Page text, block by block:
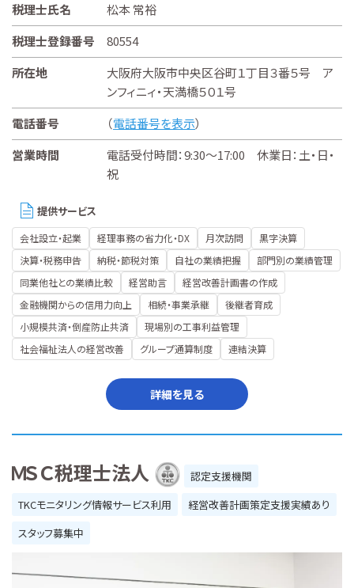
税理士氏名
松本 常裕
税理士登録番号
80554
所在地
大阪府大阪市中央区谷町１丁目３番５号 ア
ンフィニィ・天満橋５０１号
電話番号
（電話番号を表示）
営業時間
電話受付時間：9:30～17:00 休業日：土・日・
祝
提供サービス
会社設立・起業 経理事務の省力化・DX 月次訪問
黒字決算
決算・税務申告
納税・節税対策 自社の業績把握
部門別の業績管理
同業他社との業績比較
経営助言
経営改善計画書の作成
金融機関からの信用力向上
相続・事業承継
後継者育成
小規模共済・倒産防止共済
現場別の工事利益管理
社会福祉法人の経営改善
グループ通算制度 連結決算
詳細を見る
ＭＳＣ税理士法人
認定支援機関
TKCモニタリング情報サービス利用
経営改善計画策定支援実績あり
スタッフ募集中